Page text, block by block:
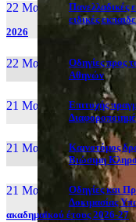
22 Μαι, 26
Πανελλαδικές
ειδικές
2026
22 Μαι, 26
Οδηγίες προς
Αθηνών
21 Μαι, 26
Επιτυχής
21 Μαι, 26
Καινοτόμος
Βιώσιμη
21 Μαι, 26
Οδηγίες και
Δοκιμασίας
ακαδημαϊκού έτους 2026-27